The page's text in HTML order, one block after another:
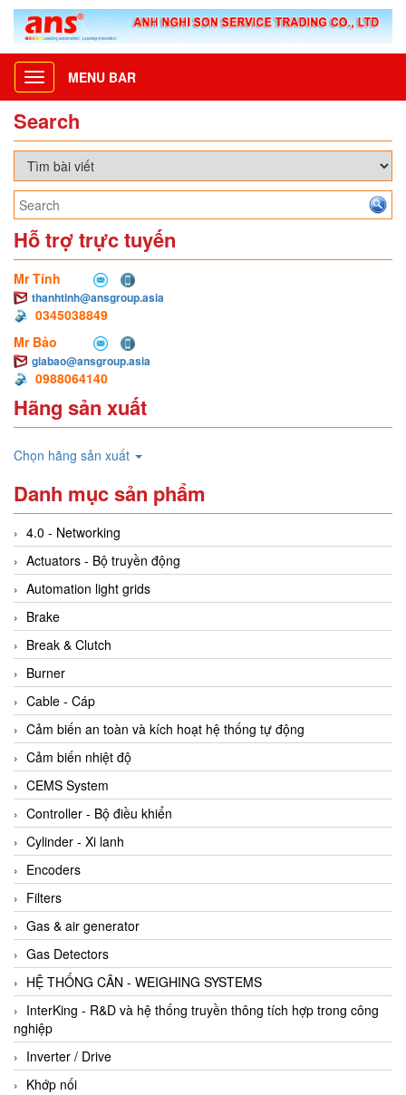
Toggle
navigation
MENU BAR
Search
Hỗ trợ trực tuyến
Mr Tính
thanhtinh@ansgroup.asia
0345038849
Mr Bảo
giabao@ansgroup.asia
0988064140
Hãng sản xuất
Chọn hãng sản xuất
Danh mục sản phẩm
4.0 - Networking
Actuators - Bộ truyền động
Automation light grids
Brake
Break & Clutch
Burner
Cable - Cáp
Cảm biến an toàn và kích hoạt hệ thống tự động
Cảm biến nhiệt độ
CEMS System
Controller - Bộ điều khiển
Cylinder - Xi lanh
Encoders
Filters
Gas & air generator
Gas Detectors
HỆ THỐNG CÂN - WEIGHING SYSTEMS
InterKing - R&D và hệ thống truyền thông tích hợp trong công
nghiệp
Inverter / Drive
Khớp nối